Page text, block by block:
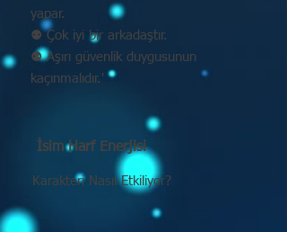
yapar.
⚉ Çok iyi bir arkadaştır.
⚉ Aşırı güvenlik duygusunun
kaçınmalıdır.'
İsim Harf Enerjisi
Karakteri Nasıl Etkiliyor?